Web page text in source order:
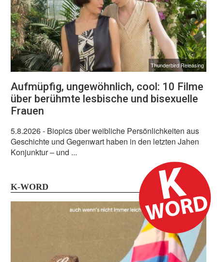
Thunderbird Releasing
Aufmüpfig, ungewöhnlich, cool: 10 Filme
über berühmte lesbische und bisexuelle
Frauen
5.8.2026- Biopics über weibliche Persönlichkeiten aus
Geschichte und Gegenwart haben in den letzten Jahen
Konjunktur – und ...
K-WORD